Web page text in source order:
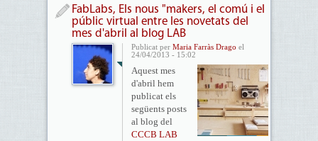
FabLabs, Els nous "makers, el comú i el
públic virtual entre les novetats del
mes d'abril al blog LAB
Publicat per Maria Farràs Drago el
24/04/2013 - 15:02
Aquest mes
d'abril hem
publicat els
següents posts
al blog del
CCCB LAB